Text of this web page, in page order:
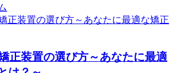
正装置の選び方～あなたに最適